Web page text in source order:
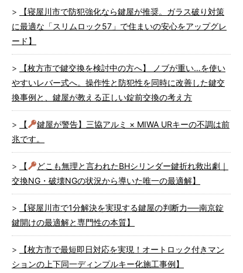
【寝屋川市で防犯強化なら鍵屋が推奨。ガラス破り対策
に最適な「スリムロック57」で住まいの安心をアップグレ
ード】
【枚方市で鍵交換を検討中の方へ】 ノブが重い…を使い
やすいレバー式へ。操作性と防犯性を同時に改善した鍵交
換事例と、鍵屋が教える正しい錠前交換の考え方
【
鍵屋が警告】三協アルミ × MIWA URキーの不調は前
兆です。
【
どこも無理と言われたBHシリンダー鍵折れ救出劇｜
交換NG・破壊NGの状況から導いた唯一の最適解】
【寝屋川市で1分解決を実現する鍵屋の判断力──南京錠
鍵開けの最適解と専門性の本質】
【枚方市で最短即日対応を実現！オートロック付きマン
ションの上下同一ディンプルキー化施工事例】